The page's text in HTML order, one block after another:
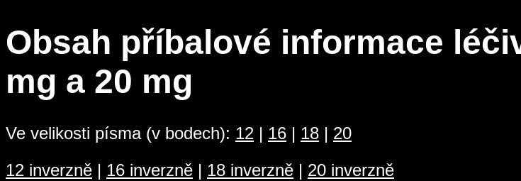
Obsah příbalové informace
mg a 20 mg
Ve velikosti písma (v bodech): 12 | 16 | 18 | 20
12 inverzně | 16 inverzně | 18 inverzně | 20 inverzně